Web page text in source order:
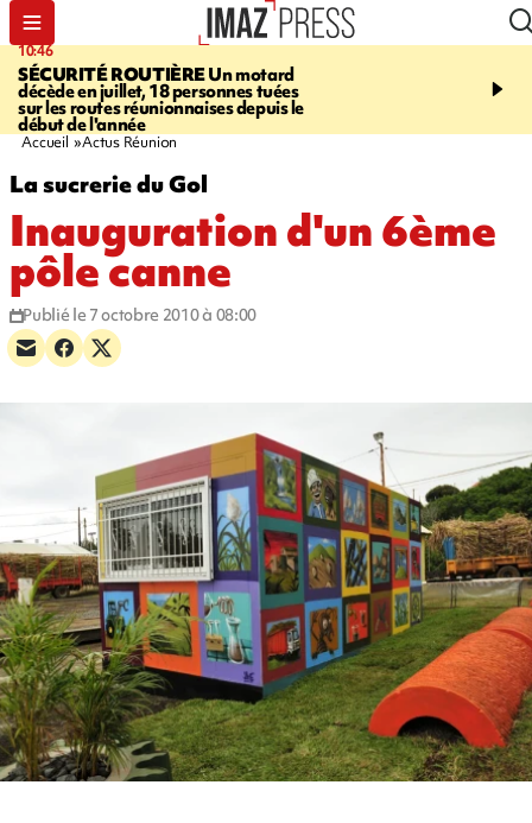
10:46
SÉCURITÉ ROUTIÈREUn motard
décède en juillet, 18 personnes tuées
sur les routes réunionnaises depuis le
début de l'année
13:49
mineurs - un courrier
Accueil Actus Réunion
La sucrerie du Gol
Inauguration d'un 6ème
pôle canne
Publié le 7 octobre 2010 à 08:00